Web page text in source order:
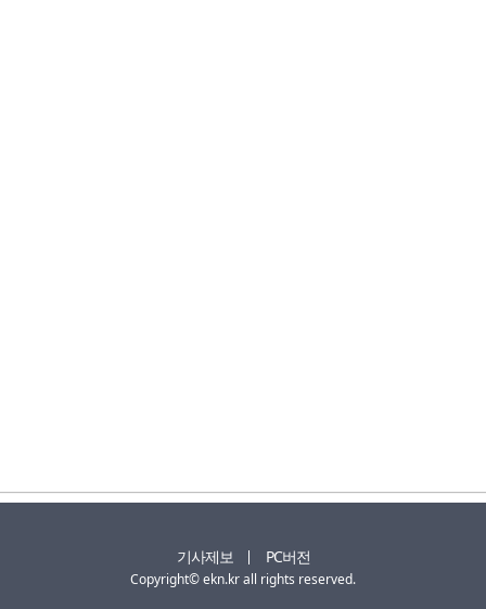
기사제보 PC버전
Copyright© ekn.kr all rights reserved.